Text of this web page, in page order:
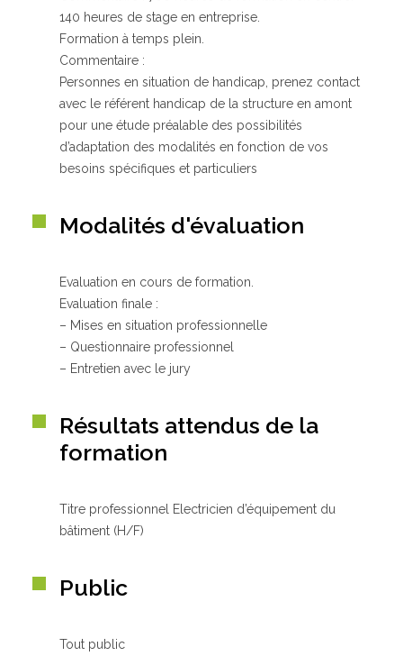
140 heures de stage en entreprise.
Formation à temps plein.
Commentaire :
Personnes en situation de handicap, prenez contact
avec le référent handicap de la structure en amont
pour une étude préalable des possibilités
d’adaptation des modalités en fonction de vos
besoins spécifiques et particuliers
Modalités d'évaluation
Evaluation en cours de formation.
Evaluation finale :
– Mises en situation professionnelle
– Questionnaire professionnel
– Entretien avec le jury
Résultats attendus de la
formation
Titre professionnel Electricien d’équipement du
bâtiment (H/F)
Public
Tout public